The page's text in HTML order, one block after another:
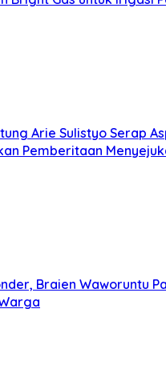
Arie Sulistyo Serap
Pemberitaan
Braien Waworuntu